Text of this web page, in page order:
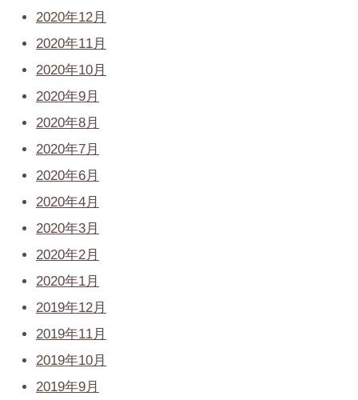
2020年12月
2020年11月
2020年10月
2020年9月
2020年8月
2020年7月
2020年6月
2020年4月
2020年3月
2020年2月
2020年1月
2019年12月
2019年11月
2019年10月
2019年9月